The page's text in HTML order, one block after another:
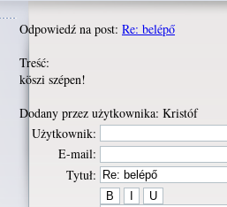
Odpowiedź na post: Re: belépő
Treść:
köszi szépen!
Dodany przez użytkownika: Kristóf
Użytkownik:
E-mail:
Tytuł: